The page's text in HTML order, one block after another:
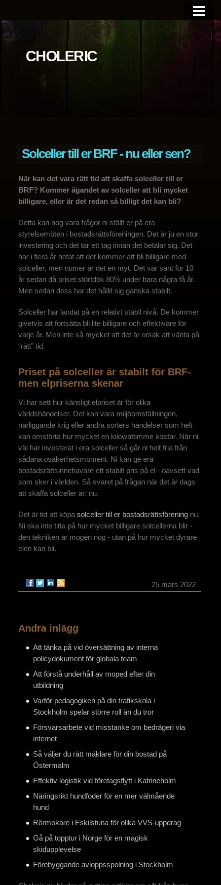
OM SIDAN
CHOLERIC
Solceller till er BRF - nu eller sen?
När kan det vara rätt tid att skaffa solceller till er
BRF? Kommer ägandet av solceller att bli mycket
billigare, eller är det redan så billigt det kan bli?
Detta kan nog vara frågor ni ställt er på era
styrelsemöten i bostadsrättsföreningen. Det är ju en stor
investering och det tar ett tag innan det betalar sig. Det
har i flera år hetat att det kommer att bli billigare med
solceller, men numer är det en myt. Det var sant för 10
år sedan då priset störtdök 80% under bara några få år.
Men sedan dess har det hållit sig ganska stabilt.
Solceller har landat på en relativt stabil nivå. De kommer
givetvis att fortsätta bli lite billigare och effektivare för
varje år. Men inte så mycket att det är orsak att vänta på
“rätt” tid.
Priset på solceller är stabilt för BRF-
men elpriserna skenar
Vi har sett hur känsligt elpriset är för olika
världshändelser. Det kan vara miljöomställningen,
närliggande krig eller andra sorters händelser som helt
kan omstörta hur mycket en kilowattimme kostar. När ni
väl har investerat i era solceller så går ni helt fria från
sådana osäkerhetsmoment. Ni kan ge era
bostadsrättsinnehavare ett stabilt pris på el - oavsett vad
som sker i världen. Så svaret på frågan när det är dags
att skaffa solceller är: nu.
Det är tid att köpa solceller till er bostadsrättsföreningnu.
Ni ska inte titta på hur mycket billigare solcellerna blir -
den tekniken är mogen nog - utan på hur mycket dyrare
elen kan bli.
25 mars 2022
Andra inlägg
Att tänka på vid översättning av interna
policydokument för globala team
Att förstå underhåll av moped efter din
utbildning
Varför pedagogiken på din trafikskola i
Stockholm spelar större roll än du tror
Försvarsarbete vid misstanke om bedrägeri via
internet
Så väljer du rätt mäklare för din bostad på
Östermalm
Effektiv logistik vid företagsflytt i Katrineholm
Näringsrikt hundfoder för en mer välmående
hund
Rörmokare i Eskilstuna för olika VVS-uppdrag
Gå på topptur i Norge för en magisk
skidupplevelse
Förebyggande avloppsspolning i Stockholm